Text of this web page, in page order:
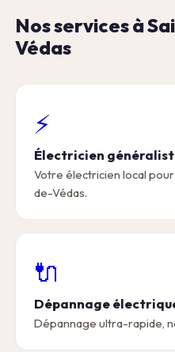
Nos services à
Védas
⚡
Électricien
Votre électricien local
de-Védas.
🔌
Dépannage
Dépannage ultra-rapide,